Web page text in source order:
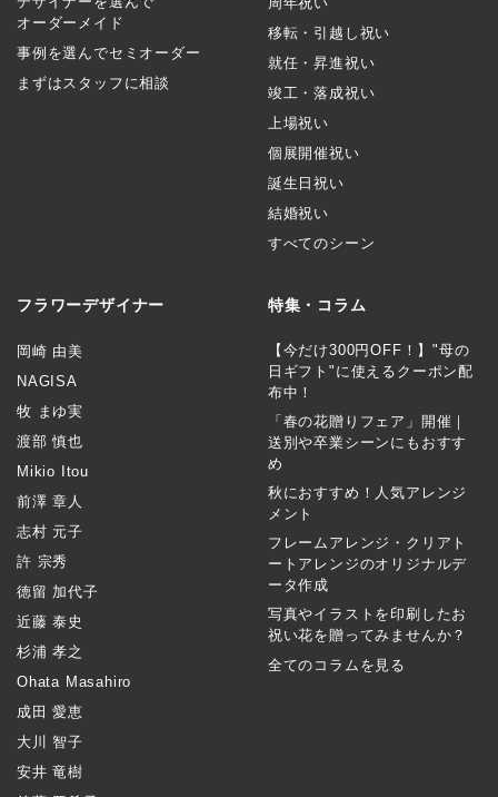
オーダーメイド
事例を選んでセミオーダー
まずはスタッフに相談
移転・引越し祝い
就任・昇進祝い
竣工・落成祝い
上場祝い
個展開催祝い
誕生日祝い
結婚祝い
すべてのシーン
フラワーデザイナー
岡崎 由美
NAGISA
牧 まゆ実
渡部 慎也
Mikio Itou
前澤 章人
志村 元子
許 宗秀
徳留 加代子
近藤 泰史
杉浦 孝之
Ohata Masahiro
成田 愛恵
大川 智子
安井 竜樹
特集・コラム
【今だけ300円OFF！】"母の
日ギフト"に使えるクーポン配
布中！
「春の花贈りフェア」開催｜
送別や卒業シーンにもおすす
め
秋におすすめ！人気アレンジ
メント
フレームアレンジ・クリアト
ートアレンジのオリジナルデ
ータ作成
写真やイラストを印刷したお
祝い花を贈ってみませんか？
全てのコラムを見る